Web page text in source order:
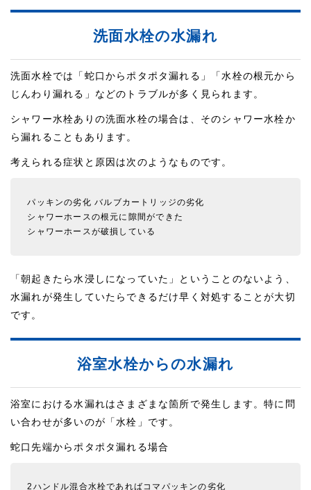
洗面水栓の水漏れ
洗面水栓では「蛇口からポタポタ漏れる」「水栓の根元から
じんわり漏れる」などのトラブルが多く見られます。
シャワー水栓ありの洗面水栓の場合は、そのシャワー水栓か
ら漏れることもあります。
考えられる症状と原因は次のようなものです。
パッキンの劣化 バルブカートリッジの劣化
シャワーホースの根元に隙間ができた
シャワーホースが破損している
「朝起きたら水浸しになっていた」ということのないよう、
水漏れが発生していたらできるだけ早く対処することが大切
です。
浴室水栓からの水漏れ
浴室における水漏れはさまざまな箇所で発生します。特に問
い合わせが多いのが「水栓」です。
蛇口先端からポタポタ漏れる場合
2ハンドル混合水栓であればコマパッキンの劣化